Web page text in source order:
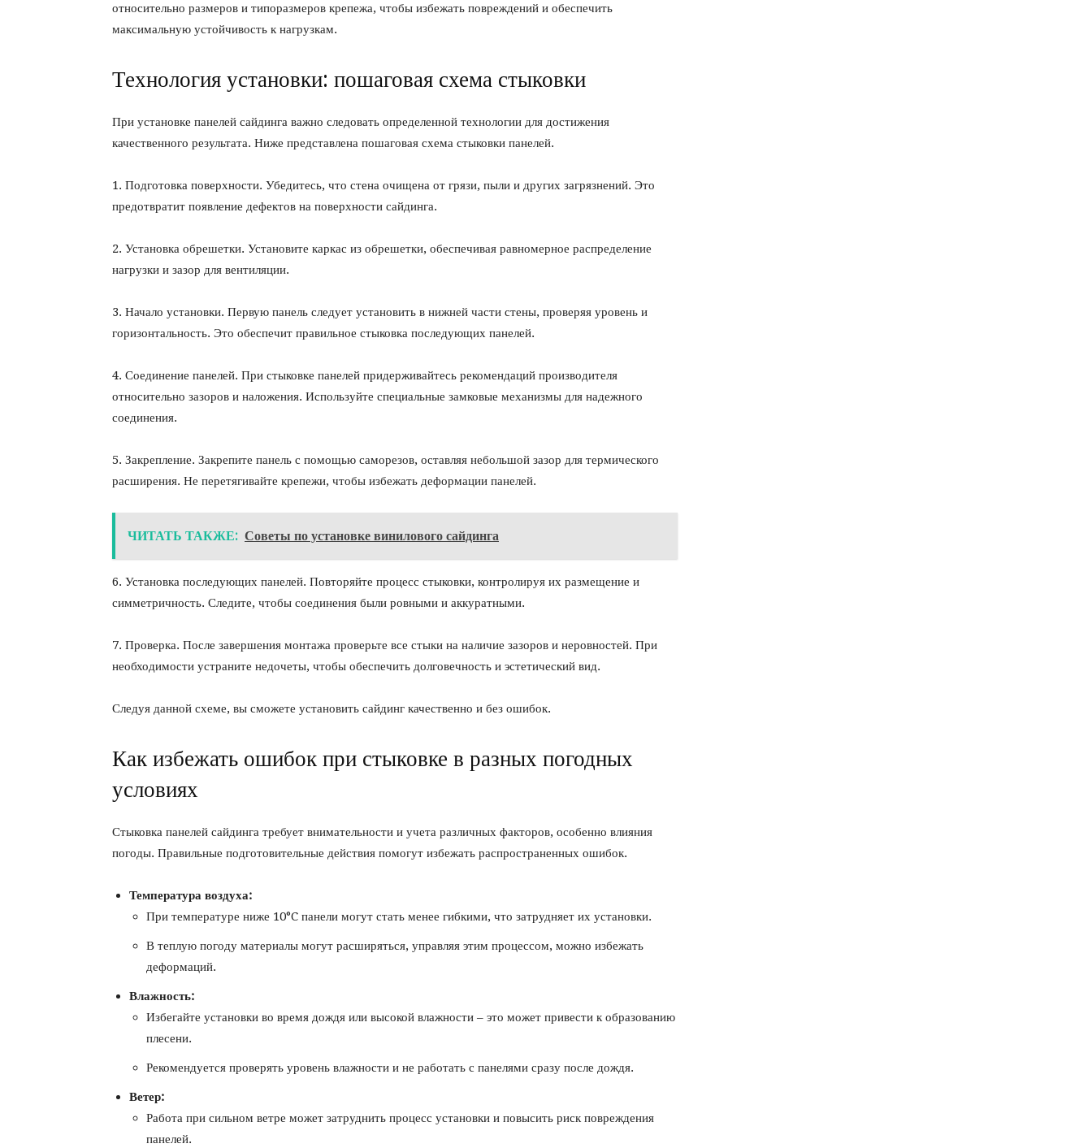
относительно размеров и типоразмеров крепежа, чтобы избежать повреждений и обеспечить
максимальную устойчивость к нагрузкам.
Технология установки: пошаговая схема стыковки
При установке панелей сайдинга важно следовать определенной технологии для достижения
качественного результата. Ниже представлена пошаговая схема стыковки панелей.
1. Подготовка поверхности. Убедитесь, что стена очищена от грязи, пыли и других загрязнений. Это
предотвратит появление дефектов на поверхности сайдинга.
2. Установка обрешетки. Установите каркас из обрешетки, обеспечивая равномерное распределение
нагрузки и зазор для вентиляции.
3. Начало установки. Первую панель следует установить в нижней части стены, проверяя уровень и
горизонтальность. Это обеспечит правильное стыковка последующих панелей.
4. Соединение панелей. При стыковке панелей придерживайтесь рекомендаций производителя
относительно зазоров и наложения. Используйте специальные замковые механизмы для надежного
соединения.
5. Закрепление. Закрепите панель с помощью саморезов, оставляя небольшой зазор для термического
расширения. Не перетягивайте крепежи, чтобы избежать деформации панелей.
ЧИТАТЬ ТАКЖЕ: Советы по установке винилового сайдинга
6. Установка последующих панелей. Повторяйте процесс стыковки, контролируя их размещение и
симметричность. Следите, чтобы соединения были ровными и аккуратными.
7. Проверка. После завершения монтажа проверьте все стыки на наличие зазоров и неровностей. При
необходимости устраните недочеты, чтобы обеспечить долговечность и эстетический вид.
Следуя данной схеме, вы сможете установить сайдинг качественно и без ошибок.
Как избежать ошибок при стыковке в разных погодных
условиях
Стыковка панелей сайдинга требует внимательности и учета различных факторов, особенно влияния
погоды. Правильные подготовительные действия помогут избежать распространенных ошибок.
Температура воздуха:
При температуре ниже 10°C панели могут стать менее гибкими, что затрудняет их установки.
В теплую погоду материалы могут расширяться, управляя этим процессом, можно избежать
деформаций.
Влажность:
Избегайте установки во время дождя или высокой влажности – это может привести к образованию
плесени.
Рекомендуется проверять уровень влажности и не работать с панелями сразу после дождя.
Ветер:
Работа при сильном ветре может затруднить процесс установки и повысить риск повреждения
панелей.